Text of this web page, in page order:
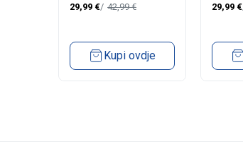
29,99 € 42,99€
Kupi ovdje
29,99 €